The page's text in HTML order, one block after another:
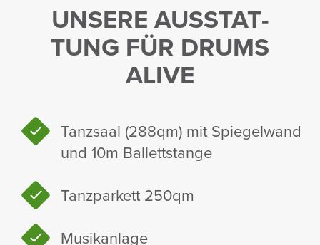
UNSERE AUSSTAT­
TUNG FÜR DRUMS
ALIVE
Tanz­saal (288qm) mit Spie­gel­wand
und 10m Ballett­stange
Tanz­par­kett 250qm
Musik­an­lage